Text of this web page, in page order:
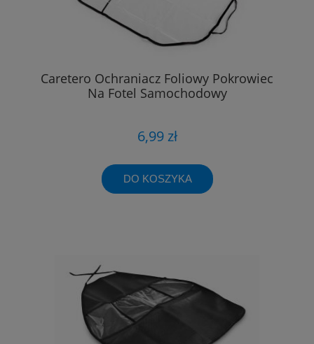
Caretero Ochraniacz Foliowy Pokrowiec
Na Fotel Samochodowy
6,99 zł
DO KOSZYKA